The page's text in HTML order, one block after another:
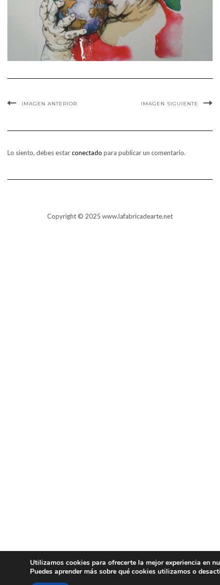
IMAGEN ANTERIOR IMAGEN SIGUIENTE
Lo siento, debes estarconectado para publicar un comentario.
Copyright © 2025 www.lafabricadearte.net
Utilizamos cookies para ofrecerte la mejor experiencia en
Puedes aprender más sobre qué cookies utilizamos o